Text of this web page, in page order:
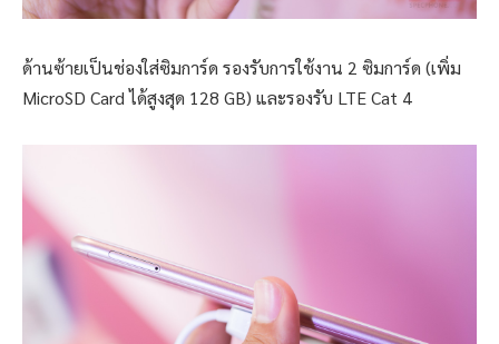
ด้านซ้ายเป็นช่องใส่ซิมการ์ด รองรับการใช้งาน 2 ซิมการ์ด (เพิ่ม
MicroSD Card ได้สูงสุด 128 GB) และรองรับ LTE Cat 4